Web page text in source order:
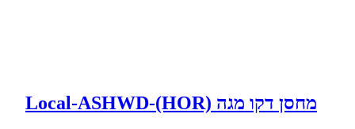
מחסן דקו מגה Local-ASHWD-(HOR)